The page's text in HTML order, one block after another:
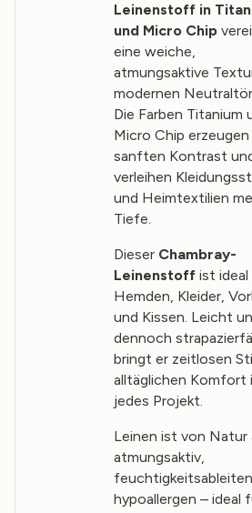
Leinenstoff in
und Micro Chip
eine weiche,
atmungsaktive
modernen
Die Farben Titanium
Micro Chip erzeugen
sanften Kontrast
verleihen
und Heimtextilien
Tiefe.
Dieser Chambray-
Leinenstoffist ideal
Hemden, Kleider,
und Kissen. Leicht
dennoch
bringt er zeitlosen
alltäglichen Komfort
jedes Projekt.
Leinen ist von Natur
atmungsaktiv,
hypoallergen – ideal